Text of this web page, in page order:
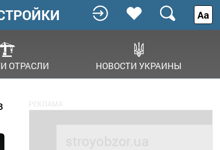
ОТРАСЛИ НОВОСТИ УКРАИНЫ
Аа